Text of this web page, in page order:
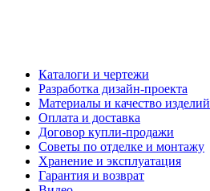
Каталоги и чертежи
Разработка дизайн-проекта
Материалы и качество изделий
Оплата и доставка
Договор купли-продажи
Советы по отделке и монтажу
Хранение и эксплуатация
Гарантия и возврат